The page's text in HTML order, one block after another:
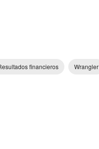
financieros Wrangler